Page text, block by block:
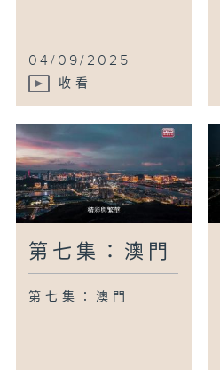
04/09/2025
收看
第七集：澳門
第七集：澳門